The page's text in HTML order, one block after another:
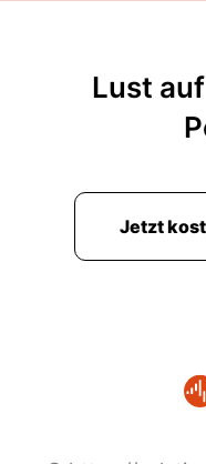
Lust
Jetzt